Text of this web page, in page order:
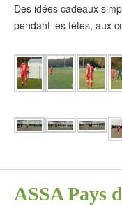
Des idées cadeaux
pendant les fêtes, aux
ASSA Pays